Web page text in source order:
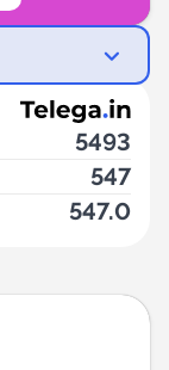
5493
547
547.0